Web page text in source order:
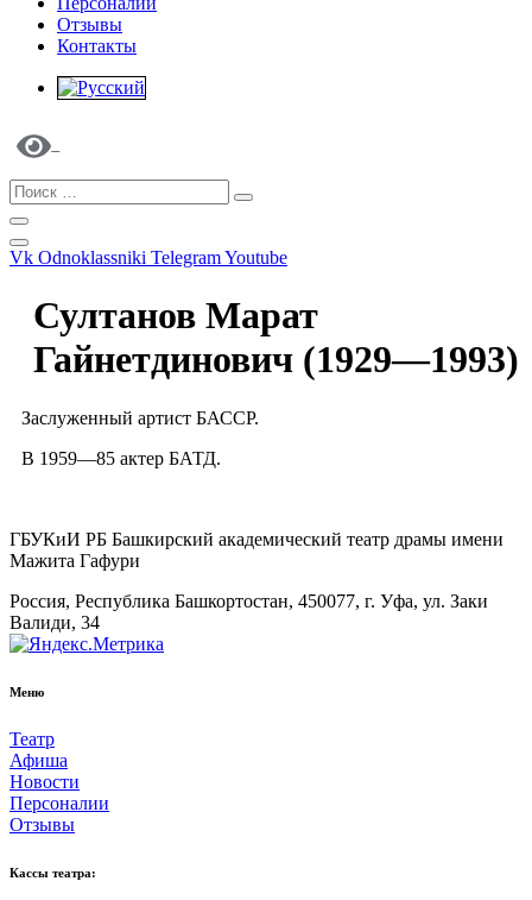
Отзывы
Контакты
Vk Odnoklassniki TelegramYoutube
Султанов Марат
Гайнетдинович (1929—1993)
Заслуженный артист БАССР.
В 1959—85 актер БАТД.
ГБУКиИ РБ Башкирский академический театр драмы имени
Мажита Гафури
Россия, Республика Башкортостан, 450077, г. Уфа, ул. Заки
Валиди, 34
Меню
Театр
Афиша
Новости
Персоналии
Отзывы
Кассы театра: